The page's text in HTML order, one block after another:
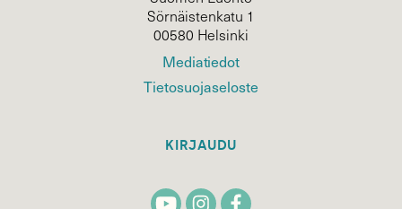
Sörnäistenkatu 1
00580 Helsinki
Mediatiedot
Tietosuojaseloste
KIRJAUDU